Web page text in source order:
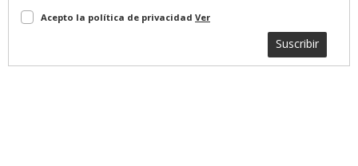
Acepto la política de privacidad Ver
Suscribir